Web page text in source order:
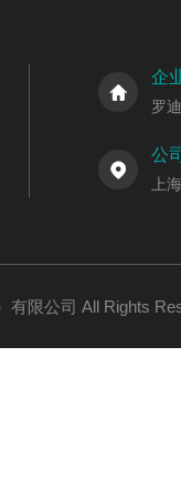
企
罗
公
上
有限公司 All Rights